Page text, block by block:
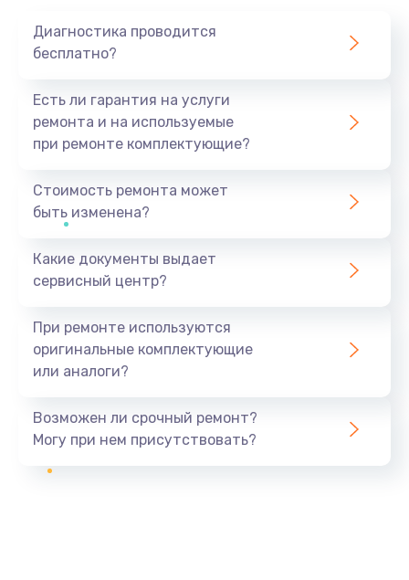
Диагностика проводится
бесплатно?
Есть ли гарантия на услуги
ремонта и на используемые
при ремонте комплектующие?
Стоимость ремонта может
быть изменена?
Какие документы выдает
сервисный центр?
При ремонте используются
оригинальные комплектующие
или аналоги?
Возможен ли срочный ремонт?
Могу при нем присутствовать?